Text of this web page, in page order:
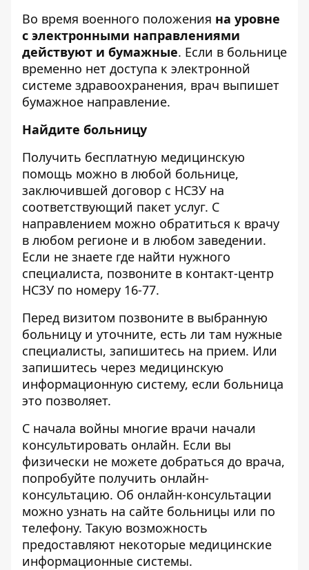
Во время военного положения на уровне
с электронными направлениями
действуют и бумажные. Если в больнице
временно нет доступа к электронной
системе здравоохранения, врач выпишет
бумажное направление.
Найдите больницу
Получить бесплатную медицинскую
помощь можно в любой больнице,
заключившей договор с НСЗУ на
соответствующий пакет услуг. С
направлением можно обратиться к врачу
в любом регионе и в любом заведении.
Если не знаете где найти нужного
специалиста, позвоните в контакт-центр
НСЗУ по номеру 16-77.
Перед визитом позвоните в выбранную
больницу и уточните, есть ли там нужные
специалисты, запишитесь на прием. Или
запишитесь через медицинскую
информационную систему, если больница
это позволяет.
С начала войны многие врачи начали
консультировать онлайн. Если вы
физически не можете добраться до врача,
попробуйте получить онлайн-
консультацию. Об онлайн-консультации
можно узнать на сайте больницы или по
телефону. Такую возможность
предоставляют некоторые медицинские
информационные системы.